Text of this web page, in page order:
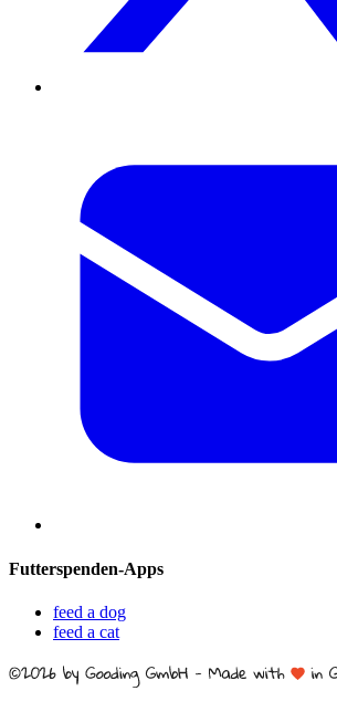
Futterspenden-Apps
feed a dog
feed a cat